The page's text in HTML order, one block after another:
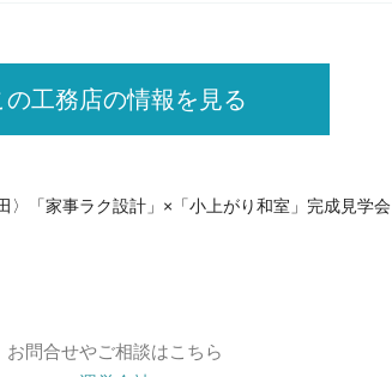
の工務店の情報を見る
〉「家事ラク設計」×「小上がり和室」完成見学会
お問合せやご相談はこちら